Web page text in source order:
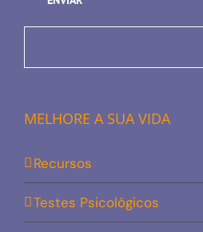
MELHORE A SUA VIDA
Recursos
Testes Psicológicos